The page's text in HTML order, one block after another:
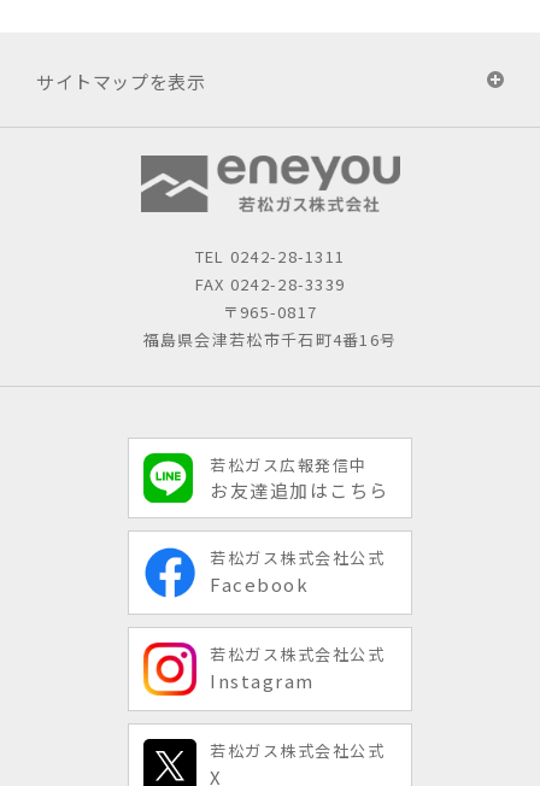
サイトマップを表示
TEL 0242-28-1311
FAX 0242-28-3339
〒965-0817
福島県会津若松市千石町4番16号
若松ガス広報発信中
お友達追加はこちら
若松ガス株式会社公式
Facebook
若松ガス株式会社公式
Instagram
若松ガス株式会社公式
X